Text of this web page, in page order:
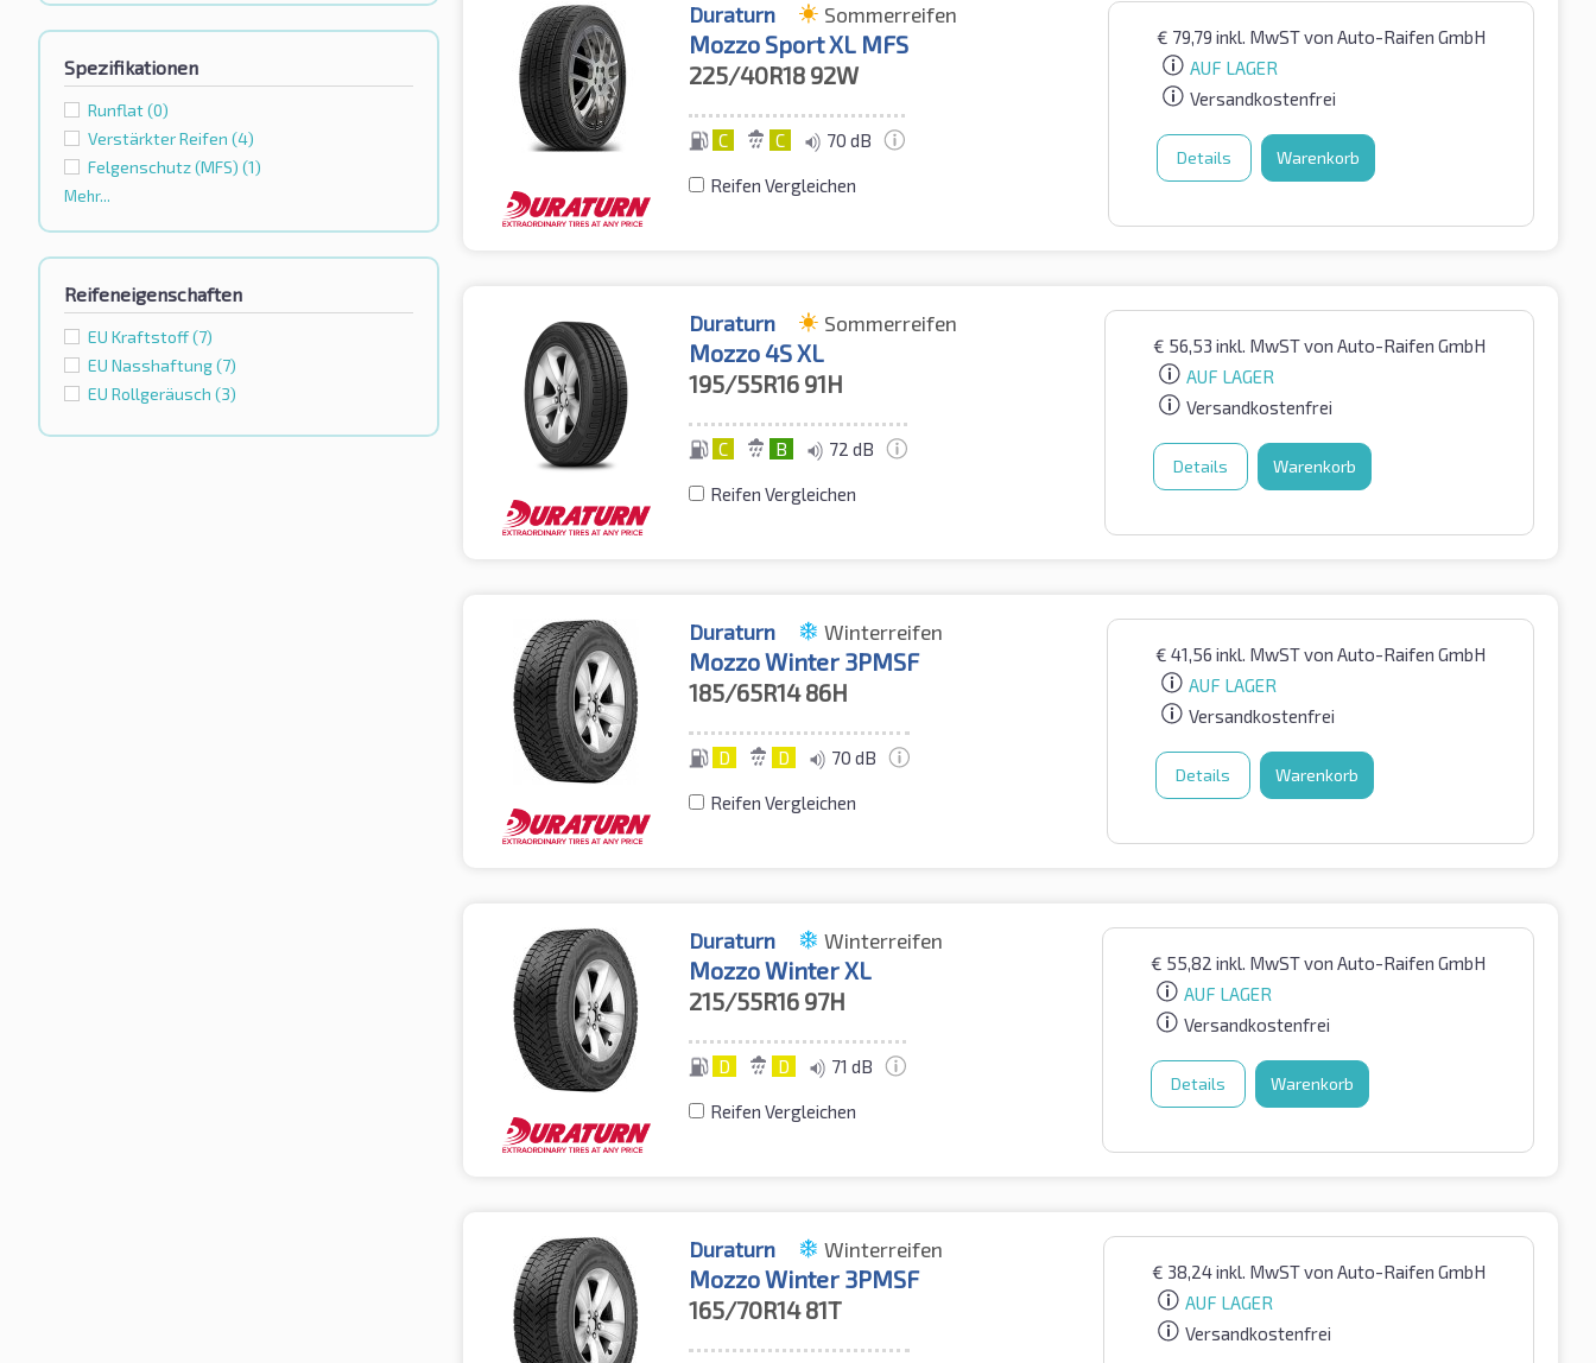
Spezifikationen
Runflat(0)
Verstärkter Reifen (4)
Felgenschutz (MFS) (1)
Mehr...
Reifeneigenschaften
EU Kraftstoff(7)
EU Nasshaftung(7)
EU Rollgeräusch (3)
Duraturn Sommerreifen
Mozzo Sport XL MFS
225/40R18 92W
C C 70 dB
Reifen Vergleichen
€ 79,79 inkl. MwSTvon Auto-Raifen GmbH
AUF LAGER
Versandkostenfrei
Details Warenkorb
Duraturn Sommerreifen
Mozzo 4S XL
195/55R16 91H
C B 72 dB
Reifen Vergleichen
€ 56,53 inkl. MwSTvon Auto-Raifen GmbH
AUF LAGER
Versandkostenfrei
Details Warenkorb
Duraturn Winterreifen
Mozzo Winter 3PMSF
185/65R1486H
D D 70 dB
Reifen Vergleichen
€ 41,56 inkl. MwSTvon Auto-Raifen GmbH
AUF LAGER
Versandkostenfrei
Details Warenkorb
Duraturn Winterreifen
Mozzo Winter XL
215/55R16 97H
D D 71 dB
Reifen Vergleichen
€ 55,82 inkl. MwSTvon Auto-Raifen GmbH
AUF LAGER
Versandkostenfrei
Details Warenkorb
Duraturn Winterreifen
Mozzo Winter 3PMSF
165/70R1481T
€ 38,24inkl. MwSTvon Auto-Raifen GmbH
AUF LAGER
Versandkostenfrei